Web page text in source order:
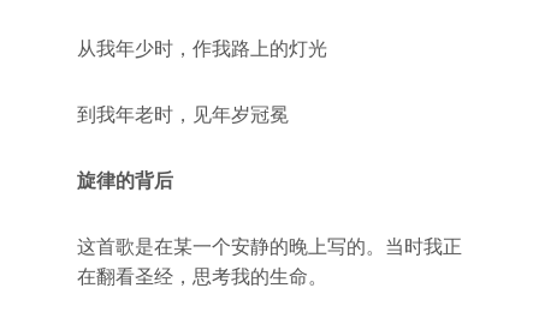
从我年少时，作我路上的灯光
到我年老时，见年岁冠冕
旋律的背后
这首歌是在某一个安静的晚上写的。当时我正
在翻看圣经，思考我的生命。